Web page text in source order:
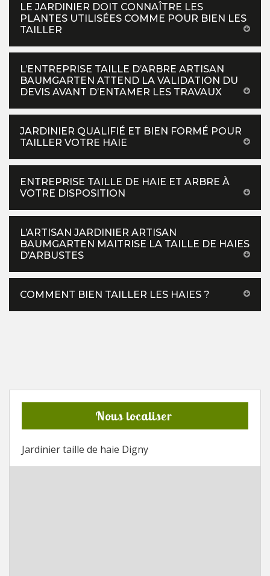
LE JARDINIER DOIT CONNAÎTRE LES
PLANTES UTILISÉES COMME POUR BIEN LES
TAILLER
L’ENTREPRISE TAILLE D’ARBRE ARTISAN
BAUMGARTEN ATTEND LA VALIDATION DU
DEVIS AVANT D’ENTAMER LES TRAVAUX
JARDINIER QUALIFIÉ ET BIEN FORMÉ POUR
TAILLER VOTRE HAIE
ENTREPRISE TAILLE DE HAIE ET ARBRE À
VOTRE DISPOSITION
L’ARTISAN JARDINIER ARTISAN
BAUMGARTEN MAITRISE LA TAILLE DE HAIES
D’ARBUSTES
COMMENT BIEN TAILLER LES HAIES ?
Nous localiser
Jardinier taille de haie Digny